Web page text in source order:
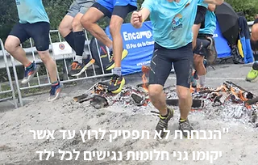
"הנבחרת לא תפסיק לרוץ עד אשר
יקומו גני חלומות נגישים לכל ילד